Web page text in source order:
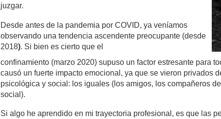
juzgar.
Desde antes de la pandemia por COVID, ya veníamos
observando una tendencia ascendente preocupante (desde
2018). Si bien es cierto que el
confinamiento (marzo 2020) supuso un factor estresante para
causó un fuerte impacto emocional, ya que se vieron privados
psicológica y social: los iguales (los amigos, los compañeros
social).
Si algo he aprendido en mi trayectoria profesional, es que las